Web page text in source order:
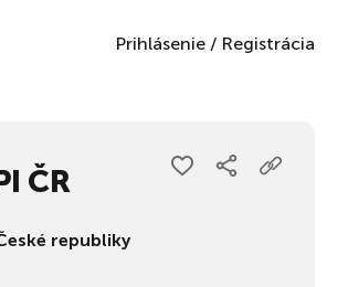
Prihlásenie / Registrácia
ČR
republiky